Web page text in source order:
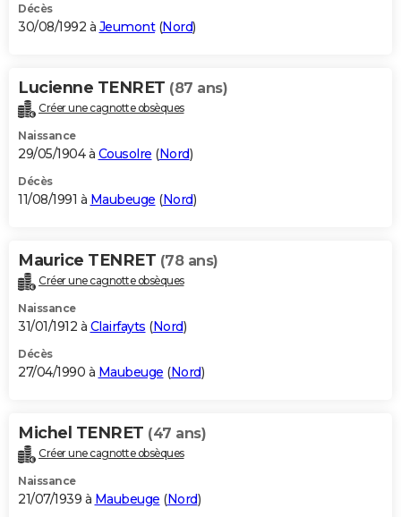
Décès
30/08/1992 à Jeumont(Nord)
Lucienne TENRET (87 ans)
Créer une cagnotte obsèques
Naissance
29/05/1904 à Cousolre (Nord)
Décès
11/08/1991 à Maubeuge (Nord)
Maurice TENRET (78 ans)
Créer une cagnotte obsèques
Naissance
31/01/1912 à Clairfayts (Nord)
Décès
27/04/1990 à Maubeuge (Nord)
Michel TENRET (47 ans)
Créer une cagnotte obsèques
Naissance
21/07/1939 à Maubeuge (Nord)